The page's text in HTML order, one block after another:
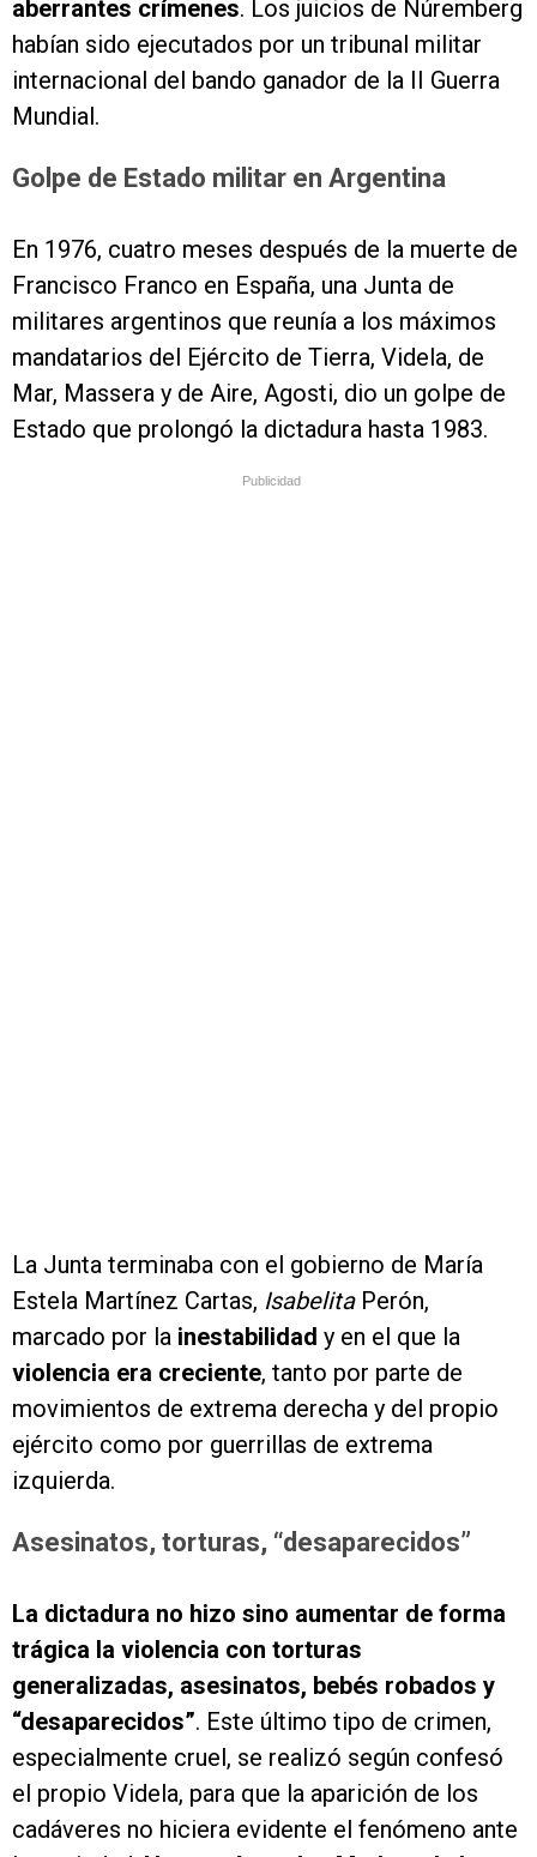
aberrantes crímenes. Los juicios de Núremberg
habían sido ejecutados por un tribunal militar
internacional del bando ganador de la II Guerra
Mundial.
Golpe de Estado militar en Argentina
En 1976, cuatro meses después de la muerte de
Francisco Franco en España, una Junta de
militares argentinos que reunía a los máximos
mandatarios del Ejército de Tierra, Videla, de
Mar, Massera y de Aire, Agosti, dio un golpe de
Estado que prolongó la dictadura hasta 1983.
Publicidad
La Junta terminaba con el gobierno de María
Estela Martínez Cartas, IsabelitaPerón,
marcado por la inestabilidad y en el que la
violencia era creciente, tanto por parte de
movimientos de extrema derecha y del propio
ejército como por guerrillas de extrema
izquierda.
Asesinatos, torturas, “desaparecidos”
La dictadura no hizo sino aumentar de forma
trágica la violencia con torturas
generalizadas, asesinatos, bebés robados y
“desaparecidos”. Este último tipo de crimen,
especialmente cruel, se realizó según confesó
el propio Videla, para que la aparición de los
cadáveres no hiciera evidente el fenómeno ante